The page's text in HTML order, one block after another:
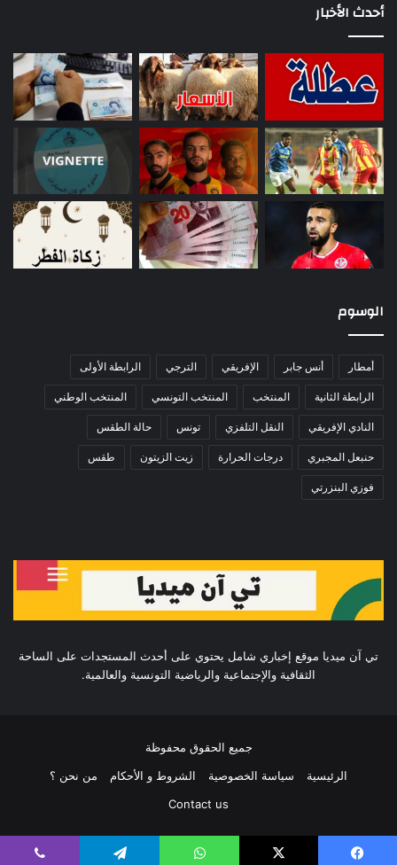
أحدث الأخبار
الوسوم
أمطار أنس جابر الإفريقي الترجي الرابطة الأولى
الرابطة الثانية المنتخب المنتخب التونسي المنتخب الوطني
النادي الإفريقي النقل التلفزي تونس حالة الطقس
حنبعل المجبري درجات الحرارة زيت الزيتون طقس
فوزي البنزرتي
تي آن ميديا موقع إخباري شامل يحتوي على أحدث المستجدات على الساحة
الثقافية والإجتماعية والرياضية التونسية والعالمية.
جميع الحقوق محفوظة
الرئيسية
سياسة الخصوصية الشروط و الأحكام
من نحن ؟
Contact us